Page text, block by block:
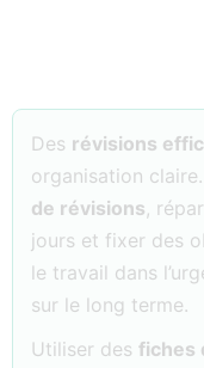
Des révisions
organisation
de révisions,
jours et fixer des
le travail dans
sur le long terme.
Utiliser des fiches